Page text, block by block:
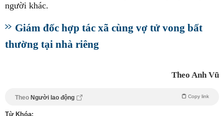
người khác.
Giám đốc hợp tác xã cùng vợ tử vong bất
thường tại nhà riêng
Theo Anh Vũ
Theo Người lao động Copy link
Từ Khóa: